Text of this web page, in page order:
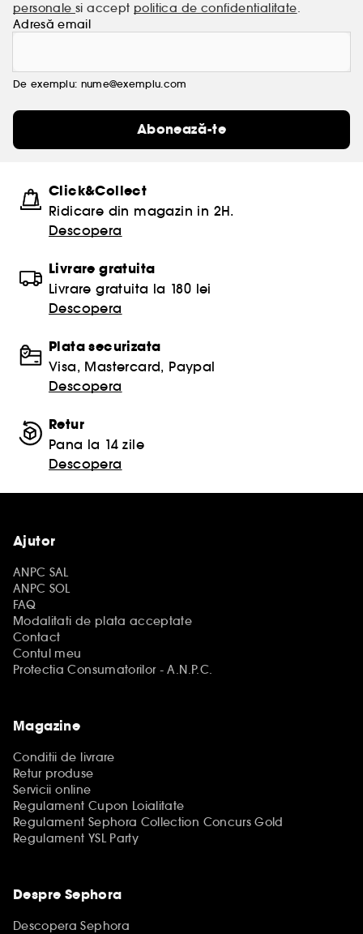
personalesi accept politica de confidentialitate.
Adresă email
De exemplu: nume@exemplu.com
Abonează-te
Click&Collect
Ridicare din magazin in 2H.
Descopera
Livrare gratuita
Livrare gratuita la 180 lei
Descopera
Plata securizata
Visa, Mastercard, Paypal
Descopera
Retur
Pana la 14 zile
Descopera
Ajutor
ANPC SAL
ANPC SOL
FAQ
Modalitati de plata acceptate
Contact
Contul meu
Protectia Consumatorilor - A.N.P.C.
Magazine
Conditii de livrare
Retur produse
Servicii online
Regulament Cupon Loialitate
Regulament Sephora Collection Concurs Gold
Regulament YSL Party
Despre Sephora
Descopera Sephora